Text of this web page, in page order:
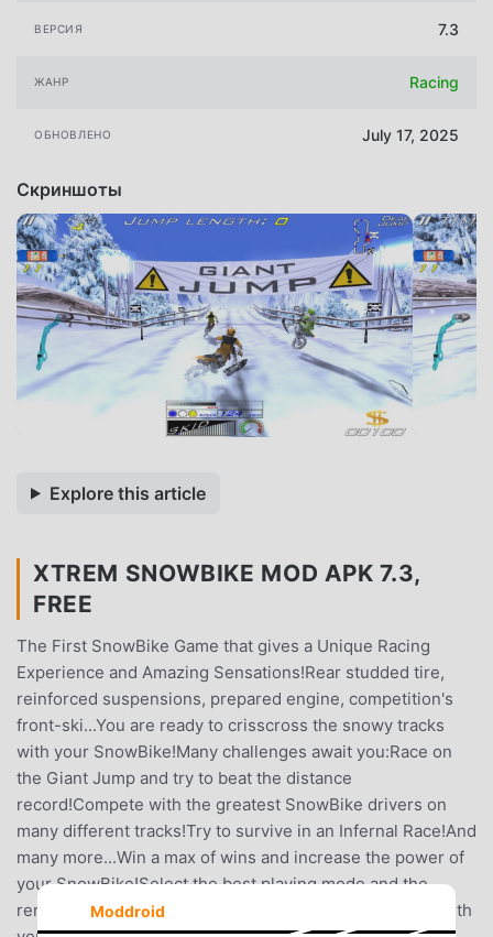
ВЕРСИЯ 7.3
ЖАНР Racing
ОБНОВЛЕНО July 17, 2025
Скриншоты
Explore this article
XTREM SNOWBIKE MOD APK 7.3,
FREE
The First SnowBike Game that gives a Unique Racing
Experience and Amazing Sensations!Rear studded tire,
reinforced suspensions, prepared engine, competition's
front-ski...You are ready to crisscross the snowy tracks
with your SnowBike!Many challenges await you:Race on
the Giant Jump and try to beat the distance
record!Compete with the greatest SnowBike drivers on
many different tracks!Try to survive in an Infernal Race!And
many more...Win a max of wins and increase the power of
your SnowBike!Select the best playing mode and the
rendering quality that you want.Share your best races with
Moddroid